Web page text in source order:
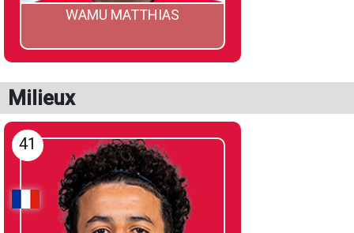
WAMU MATTHIAS
Milieux
41